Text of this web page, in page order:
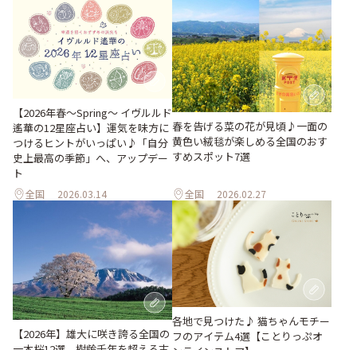
【2026年春～Spring～ イヴルルド
遙華の12星座占い】運気を味方に
つけるヒントがいっぱい♪「自分
史上最高の季節」へ、アップデー
ト
全国 2026.03.14
春を告げる菜の花が見頃♪一面の
黄色い絨毯が楽しめる全国のおす
すめスポット7選
全国 2026.02.27
【2026年】雄大に咲き誇る全国の
各地で見つけた♪ 猫ちゃんモチー
フのアイテム4選【ことりっぷオ